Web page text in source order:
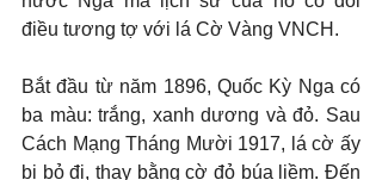
điều tương tợ với lá Cờ Vàng VNCH.
Bắt đầu từ năm 1896, Quốc Kỳ Nga có
ba màu: trắng, xanh dương và đỏ. Sau
Cách Mạng Tháng Mười 1917, lá cờ ấy
bị bỏ đi, thay bằng cờ đỏ búa liềm. Đến